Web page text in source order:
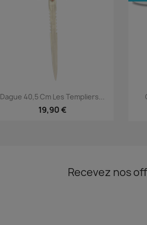
Aperçu rapide
Dague 40,5 Cm Les Templiers...
19,90 €
Recevez nos